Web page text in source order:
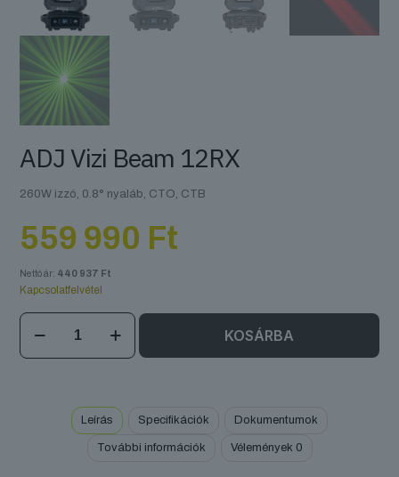
ADJ Vizi Beam 12RX
260W izzó, 0.8° nyaláb, CTO, CTB
559 990 Ft
Nettó ár: 440 937 Ft
Kapcsolatfelvétel
ADJ
Vizi
Beam
KOSÁRBA
Leírás Specifikációk Dokumentumok
További információk Vélemények 0